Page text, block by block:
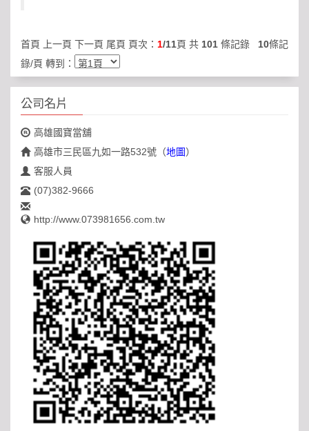
首頁 上一頁 下一頁 尾頁 頁次： 1/11頁 共 101 條記錄 10條記
錄/頁 轉到：
公司名片
高雄國寶當舖
高雄市三民區九如一路532號 （地圖）
客服人員
(07)382-9666
http://www.073981656.com.tw